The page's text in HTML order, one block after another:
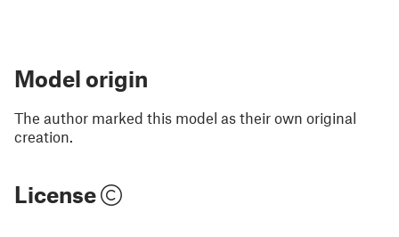
Model origin
The author marked this model as their own original
creation.
License